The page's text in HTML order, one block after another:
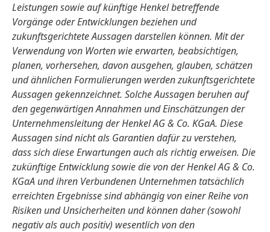
Leistungen sowie auf künftige Henkel betreffende
Vorgänge oder Entwicklungen beziehen und
zukunftsgerichtete Aussagen darstellen können. Mit der
Verwendung von Worten wie erwarten, beabsichtigen,
planen, vorhersehen, davon ausgehen, glauben, schätzen
und ähnlichen Formulierungen werden zukunftsgerichtete
Aussagen gekennzeichnet. Solche Aussagen beruhen auf
den gegenwärtigen Annahmen und Einschätzungen der
Unternehmensleitung der Henkel AG & Co. KGaA. Diese
Aussagen sind nicht als Garantien dafür zu verstehen,
dass sich diese Erwartungen auch als richtig erweisen. Die
zukünftige Entwicklung sowie die von der Henkel AG & Co.
KGaA und ihren Verbundenen Unternehmen tatsächlich
erreichten Ergebnisse sind abhängig von einer Reihe von
Risiken und Unsicherheiten und können daher(sowohl
negativ als auch positiv) wesentlich von den